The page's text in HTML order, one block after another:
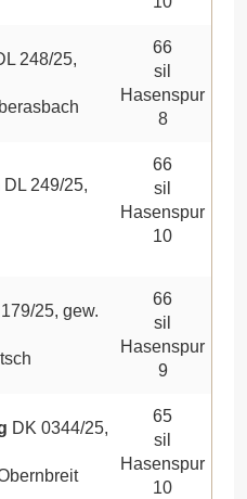
248/25,
66
sil
Hasenspur
8
DL 249/25,
66
sil
Hasenspur
10
25, gew.
66
sil
Hasenspur
9
DK 0344/25,
65
sil
Hasenspur
10